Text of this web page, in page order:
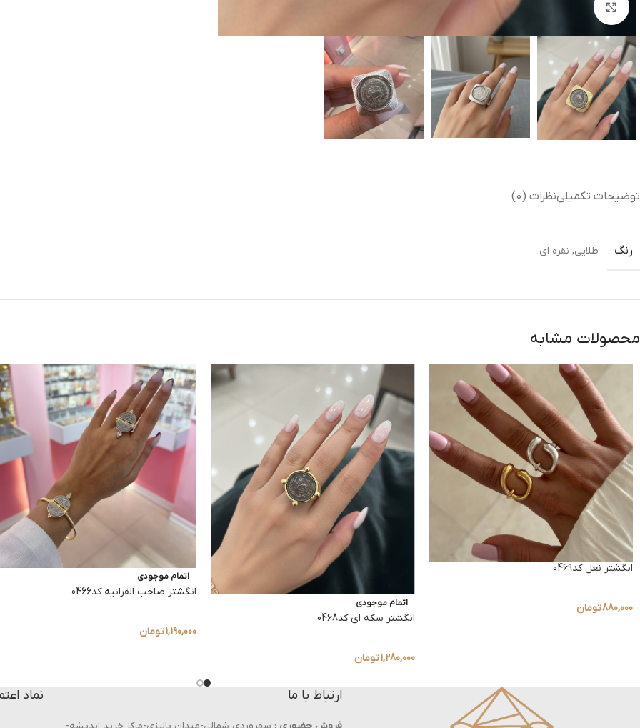
توضیحات تکمیلینظرات (0)
رنگ طلایی, نقره ای
محصولات مشابه
انگشتر نعل کد0469
880,000تومان اتمام موجودی
انگشتر سکه ای کد0468
1,280,000تومان
اتمام موجودی
انگشتر صاحب القرانیه کد0466
1,190,000تومان
ارتباط با ما نماد